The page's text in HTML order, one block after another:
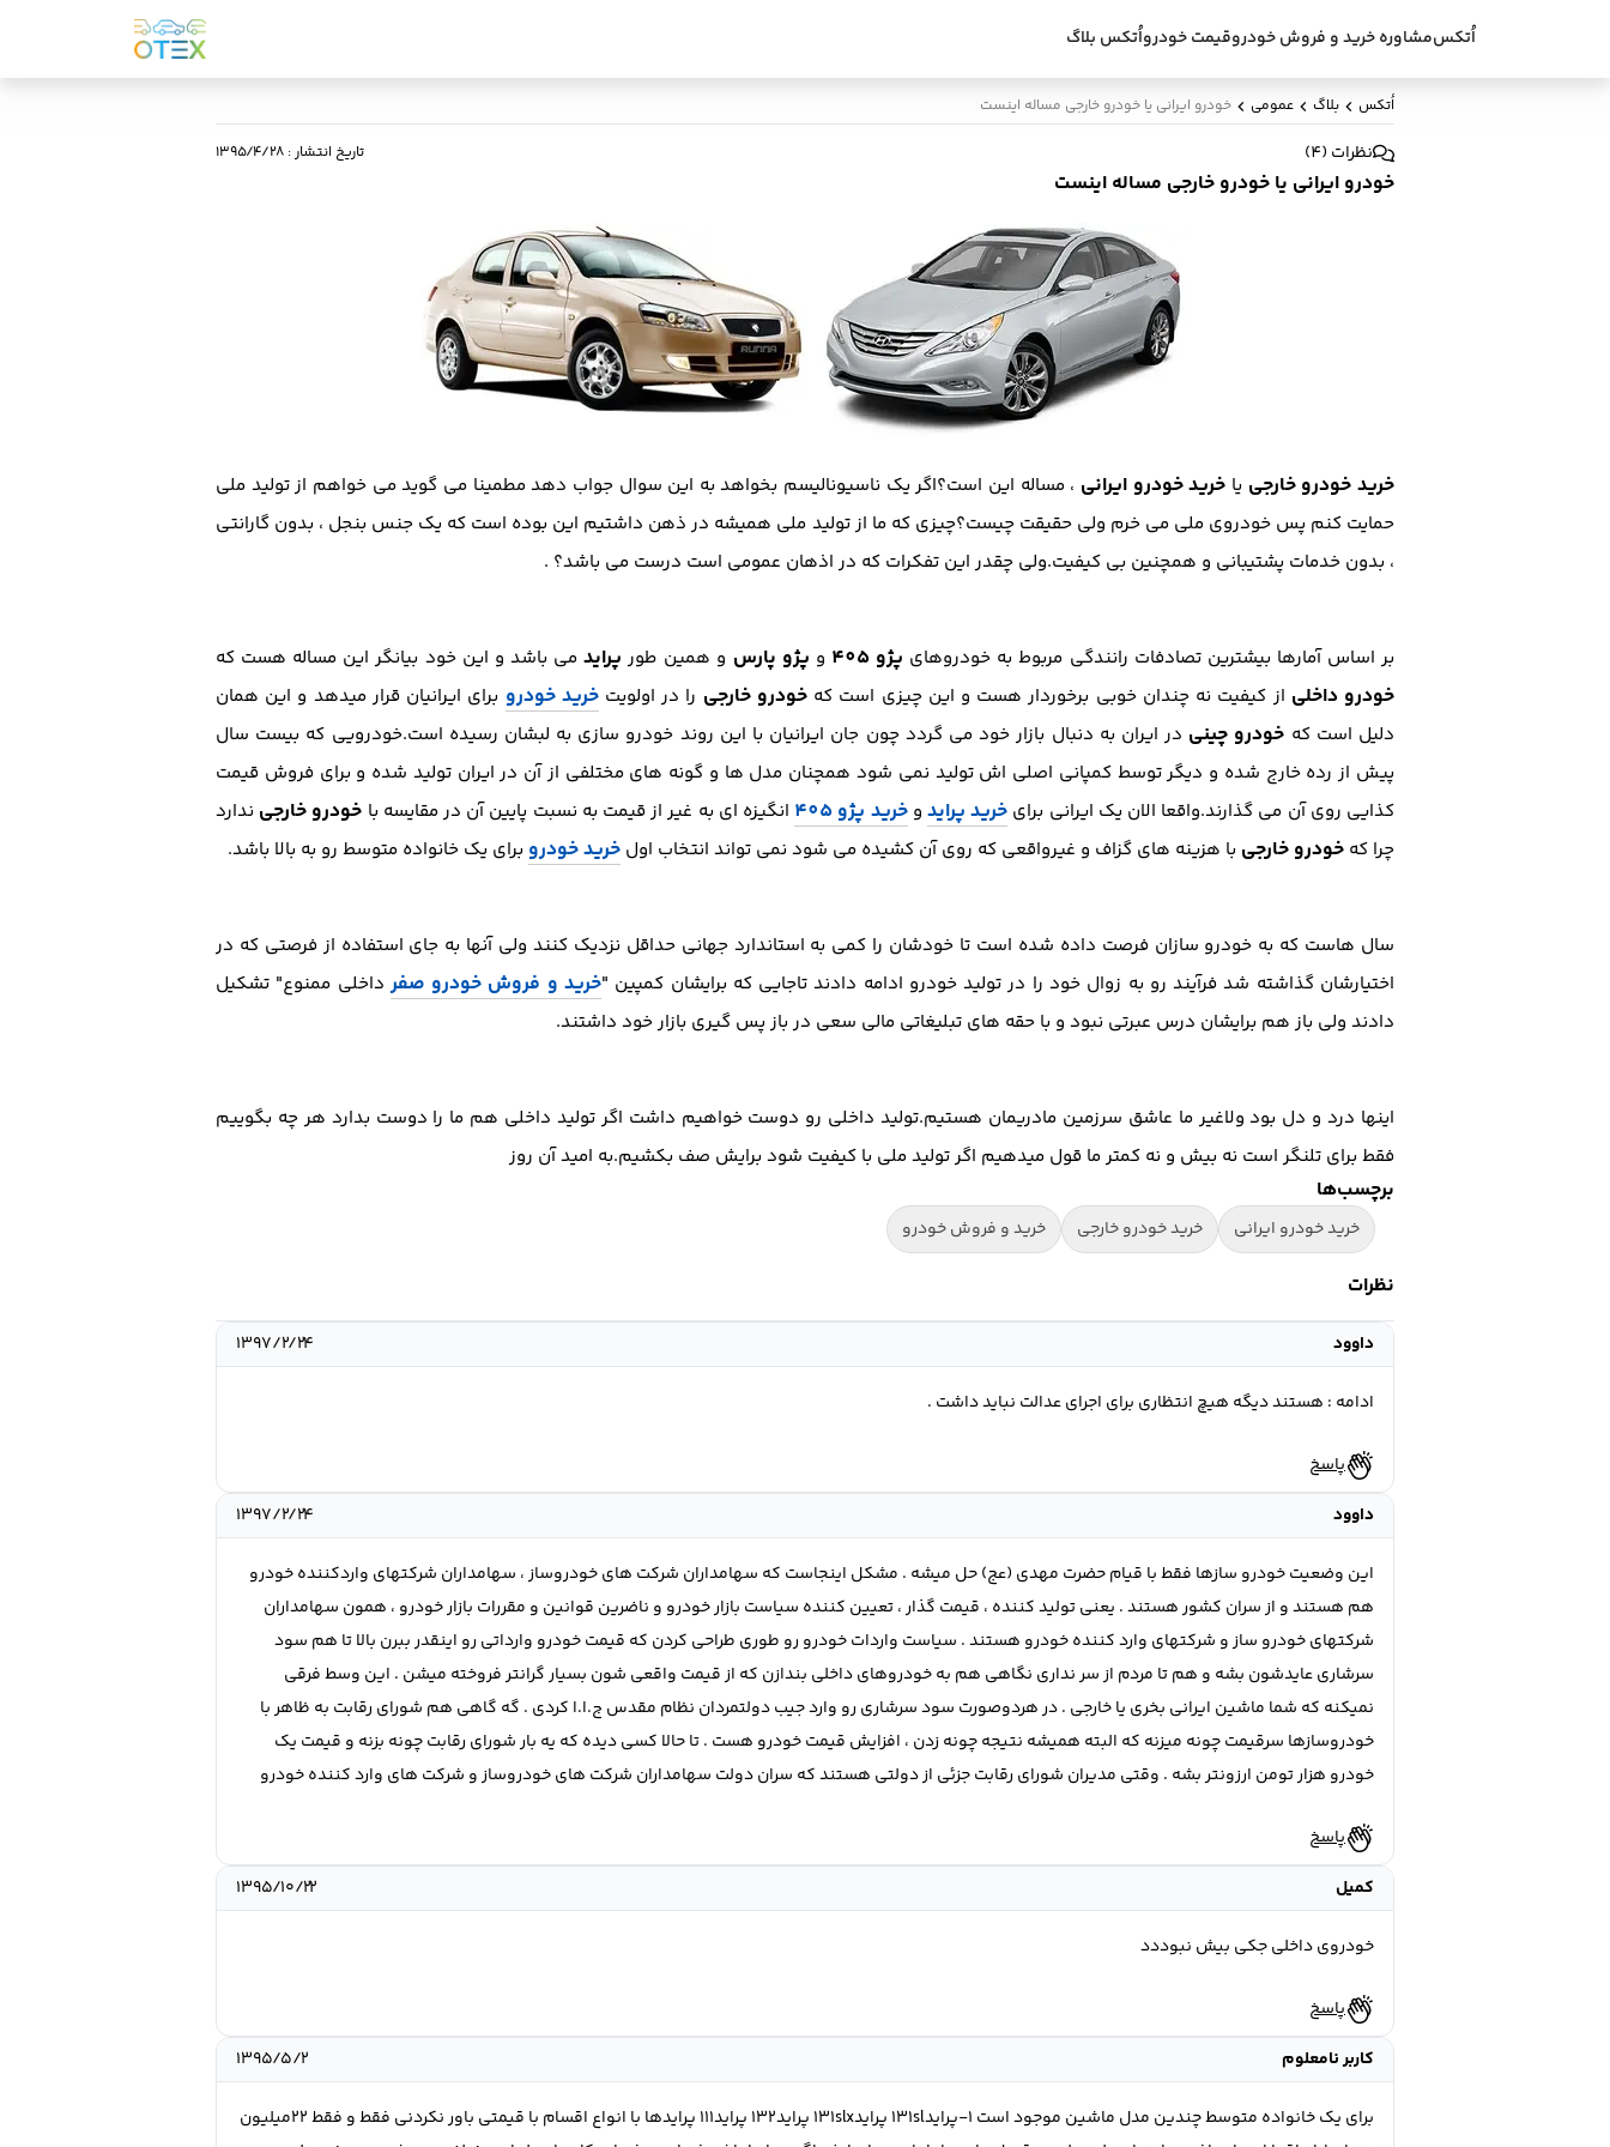
اُتکسمشاوره خرید و فروش خودروقیمت خودرواُتکس بلاگ
اُتکس بلاگ عمومی خودرو ایرانی یا خودرو خارجی مساله اینست
نظرات (
4
) تاریخ انتشار: ۱۳۹۵/۴/۲۸
خودرو ایرانی یا خودرو خارجی مساله اینست
خرید خودرو خارجی یا خرید خودرو ایرانی ، مساله این است؟اگر یک ناسیونالیسم بخواهد به این سوال جواب دهد مطمینا می گوید می خواهم از تولید ملی
حمایت کنم پس خودروی ملی می خرم ولی حقیقت چیست؟چیزی که ما از تولید ملی همیشه در ذهن داشتیم این بوده است که یک جنس بنجل ، بدون گارانتی
، بدون خدمات پشتیبانی و همچنین بی کیفیت.ولی چقدر این تفکرات که در اذهان عمومی است درست می باشد؟ .
بر اساس آمارها بیشترین تصادفات رانندگی مربوط به خودروهای پژو 405 و پژو پارس و همین طور پرایدمی باشد و این خود بیانگر این مساله هست که
خودرو داخلی از کیفیت نه چندان خوبی برخوردار هست و این چیزی است کهخودرو خارجی را در اولویتخرید خودرو برای ایرانیان قرار میدهد و این همان
دلیل است که خودرو چینی در ایران به دنبال بازار خود می گردد چون جان ایرانیان با این روند خودرو سازی به لبشان رسیده است.خودرویی که بیست سال
پیش از رده خارج شده و دیگر توسط کمپانی اصلی اش تولید نمی شود همچنان مدل ها و گونه های مختلفی از آن در ایران تولید شده و برای فروش قیمت
کذایی روی آن می گذارند.واقعا الان یک ایرانی برای خرید پرایدوخرید پژو 405 انگیزه ای به غیر از قیمت به نسبت پایین آن در مقایسه با خودرو خارجی ندارد
چرا که خودرو خارجی با هزینه های گزاف و غیرواقعی که روی آن کشیده می شود نمی تواند انتخاب اول خرید خودرو برای یک خانواده متوسط رو به بالا باشد.
سال هاست که به خودرو سازان فرصت داده شده است تا خودشان را کمی به استاندارد جهانی حداقل نزدیک کنند ولی آنها به جای استفاده از فرصتی که در
اختیارشان گذاشته شد فرآیند رو به زوال خود را در تولید خودرو ادامه دادند تاجایی که برایشان کمپین "خرید و فروش خودرو صفرداخلی ممنوع" تشکیل
دادند ولی باز هم برایشان درس عبرتی نبود و با حقه های تبلیغاتی مالی سعی در باز پس گیری بازار خود داشتند.
اینها درد و دل بود ولاغیر ما عاشق سرزمین مادریمان هستیم.تولید داخلی رو دوست خواهیم داشت اگر تولید داخلی هم ما را دوست بدارد هر چه بگوییم
فقط برای تلنگر است نه بیش و نه کمتر ما قول میدهیم اگر تولید ملی با کیفیت شود برایش صف بکشیم.به امید آن روز
برچسب‌ها
خرید خودرو ایرانی خرید خودرو خارجی خرید و فروش خودرو
نظرات
داوود ۱۳۹۷/۲/۲۴
ادامه : هستند دیگه هیچ انتظاری برای اجرای عدالت نباید داشت .
پاسخ
داوود
۱۳۹۷/۲/۲۴
این وضعیت خودرو سازها فقط با قیام حضرت مهدی (عج) حل میشه . مشکل اینجاست که سهامداران شرکت های خودروساز ، سهامداران شرکتهای واردکننده خودرو
هم هستند و از سران کشور هستند . یعنی تولید کننده ، قیمت گذار ، تعیین کننده سیاست بازار خودرو و ناضرین قوانین و مقررات بازار خودرو ، همون سهامداران
شرکتهای خودرو ساز و شرکتهای وارد کننده خودرو هستند . سیاست واردات خودرو رو طوری طراحی کردن که قیمت خودرو وارداتی رو اینقدر ببرن بالا تا هم سود
سرشاری عایدشون بشه و هم تا مردم از سر نداری نگاهی هم به خودروهای داخلی بندازن که از قیمت واقعی شون بسیار گرانتر فروخته میشن . این وسط فرقی
نمیکنه که شما ماشین ایرانی بخری یا خارجی . در هردوصورت سود سرشاری رو وارد جیب دولتمردان نظام مقدس ج.ا.ا کردی . گه گاهی هم شورای رقابت به ظاهر با
خودروسازها سرقیمت چونه میزنه که البته همیشه نتیجه چونه زدن ، افزایش قیمت خودرو هست . تا حالا کسی دیده که یه بار شورای رقابت چونه بزنه و قیمت یک
خودرو هزار تومن ارزونتر بشه . وقتی مدیران شورای رقابت جزئی از دولتی هستند که سران دولت سهامداران شرکت های خودروساز و شرکت های وارد کننده خودرو
پاسخ
کمیل
۱۳۹۵/۱۰/۲۲
خودروی داخلی جکی بیش نبوددد
پاسخ
کاربر نامعلوم
۱۳۹۵/۵/۲
برای یک خانواده متوسط چندین مدل ماشین موجود است 1-پراید131sl پراید131slx پراید132 پراید111 پرایدها با انواع اقسام با قیمتی باور نکردنی فقط و فقط 22میلیون